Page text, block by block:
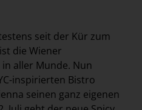
seit der Kür zum
die Wiener
aller Munde. Nun
inspirierten Bistro
seinen ganz eigenen